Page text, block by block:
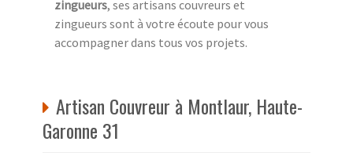
zingueurs, ses artisans couvreurs et
zingueurs sont à votre écoute pour vous
accompagner dans tous vos projets.
Artisan Couvreur à Montlaur, Haute-
Garonne 31